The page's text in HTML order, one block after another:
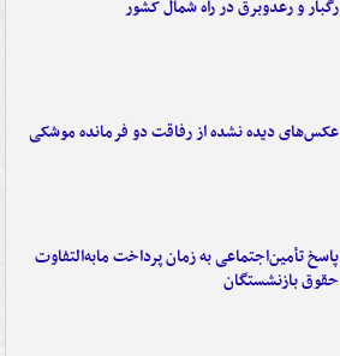
رگبار و رعدوبرق در راه شمال کشور
عکس‌های دیده نشده از رفاقت دو فرمانده‌ موشکی
پاسخ تأمین‌اجتماعی به زمان پرداخت مابه‌التفاوت
حقوق بازنشستگان